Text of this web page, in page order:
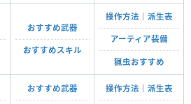
おすすめ武器
おすすめスキル
操作方法 派生表
アーティア装備
猟虫おすすめ
おすすめ武器 操作方法 派生表